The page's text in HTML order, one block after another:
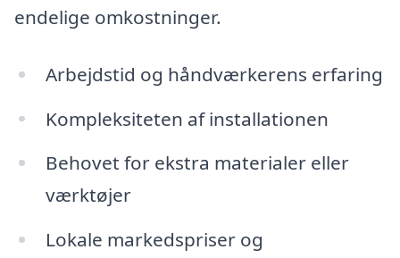
endelige omkostninger.
Arbejdstid og håndværkerens erfaring
Kompleksiteten af installationen
Behovet for ekstra materialer eller
værktøjer
Lokale markedspriser og